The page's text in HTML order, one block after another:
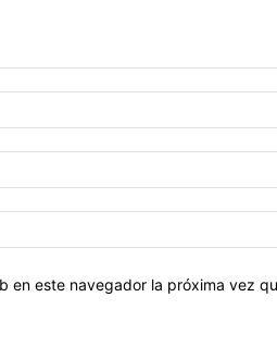
en este navegador la próxima vez